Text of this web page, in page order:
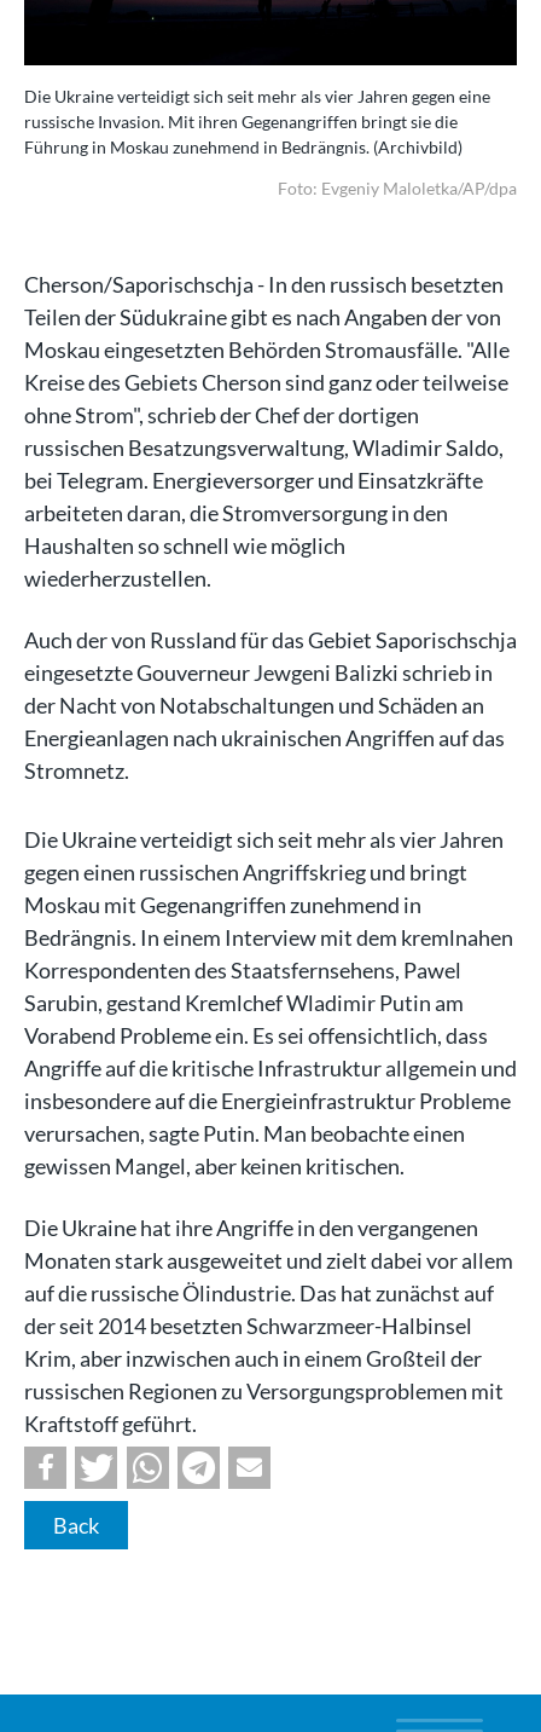
Die Ukraine verteidigt sich seit mehr als vier Jahren gegen eine
russische Invasion. Mit ihren Gegenangriffen bringt sie die
Führung in Moskau zunehmend in Bedrängnis. (Archivbild)
Foto: Evgeniy Maloletka/AP/dpa
Cherson/Saporischschja - In den russisch besetzten
Teilen der Südukraine gibt es nach Angaben der von
Moskau eingesetzten Behörden Stromausfälle. "Alle
Kreise des Gebiets Cherson sind ganz oder teilweise
ohne Strom", schrieb der Chef der dortigen
russischen Besatzungsverwaltung, Wladimir Saldo,
bei Telegram. Energieversorger und Einsatzkräfte
arbeiteten daran, die Stromversorgung in den
Haushalten so schnell wie möglich
wiederherzustellen.
Auch der von Russland für das Gebiet Saporischschja
eingesetzte Gouverneur Jewgeni Balizki schrieb in
der Nacht von Notabschaltungen und Schäden an
Energieanlagen nach ukrainischen Angriffen auf das
Stromnetz.
Die Ukraine verteidigt sich seit mehr als vier Jahren
gegen einen russischen Angriffskrieg und bringt
Moskau mit Gegenangriffen zunehmend in
Bedrängnis. In einem Interview mit dem kremlnahen
Korrespondenten des Staatsfernsehens, Pawel
Sarubin, gestand Kremlchef Wladimir Putin am
Vorabend Probleme ein. Es sei offensichtlich, dass
Angriffe auf die kritische Infrastruktur allgemein und
insbesondere auf die Energieinfrastruktur Probleme
verursachen, sagte Putin. Man beobachte einen
gewissen Mangel, aber keinen kritischen.
Die Ukraine hat ihre Angriffe in den vergangenen
Monaten stark ausgeweitet und zielt dabei vor allem
auf die russische Ölindustrie. Das hat zunächst auf
der seit 2014 besetzten Schwarzmeer-Halbinsel
Krim, aber inzwischen auch in einem Großteil der
russischen Regionen zu Versorgungsproblemen mit
Kraftstoff geführt.
Back